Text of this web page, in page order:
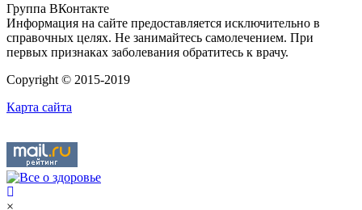
Группа ВКонтакте
Информация на сайте предоставляется исключительно в
справочных целях. Не занимайтесь самолечением. При
первых признаках заболевания обратитесь к врачу.
Copyright © 2015-2019
Карта сайта
×